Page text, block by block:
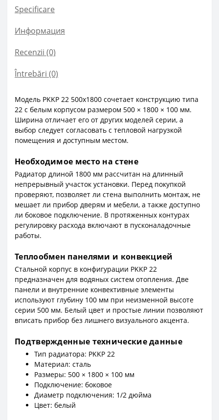
Specificare
Информация
Recenzii (0)
Întrebări (0)
Модель PKKP 22 500x1800 сочетает конструкцию типа
22 с белым корпусом размером 500 × 1800 × 100 мм.
Ширина отличает его от других моделей серии, а
выбор следует согласовать с тепловой нагрузкой
помещения и доступным местом.
Необходимое место на стене
Радиатор длиной 1800 мм рассчитан на длинный
непрерывный участок установки. Перед покупкой
проверяют, позволяет ли стена выполнить монтаж, не
мешает ли прибор дверям и мебели, а также доступно
ли боковое подключение. В протяженных контурах
регулировку расхода включают в пусконаладочные
работы.
Теплообмен панелями и конвекцией
Стальной корпус в конфигурации PKKP 22
предназначен для водяных систем отопления. Две
панели и внутренние конвективные элементы
используют глубину 100 мм при неизменной высоте
серии 500 мм. Белый цвет и простые линии позволяют
вписать прибор без лишнего визуального акцента.
Подтвержденные технические данные
Тип радиатора: PKKP 22
Материал: сталь
Размеры: 500 × 1800 × 100 мм
Подключение: боковое
Диаметр подключения: 1/2 дюйма
Цвет: белый